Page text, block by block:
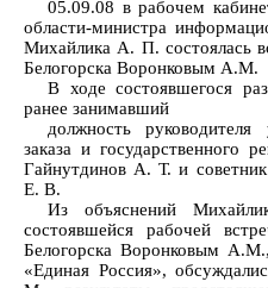
05.09.08 в рабочем
области-министра
Михайлика А. П. состоялась
Белогорска Воронковым А.М.
В ходе состоявшегося
ранее занимавший
должность руководителя
заказа и государственного
Гайнутдинов А. Т. и
Е. В.
Из объяснений
состоявшейся рабочей
Белогорска Воронковым
«Единая Россия»,